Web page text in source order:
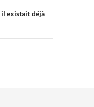
il existait déjà